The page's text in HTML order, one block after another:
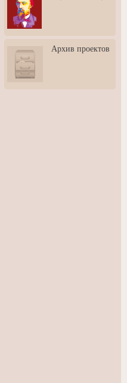
3: Обусловленности
человека и их влияние на
карьеру
скульптором Дмитрием
Тугариновым
АртБульвар в День города
Архив проектов